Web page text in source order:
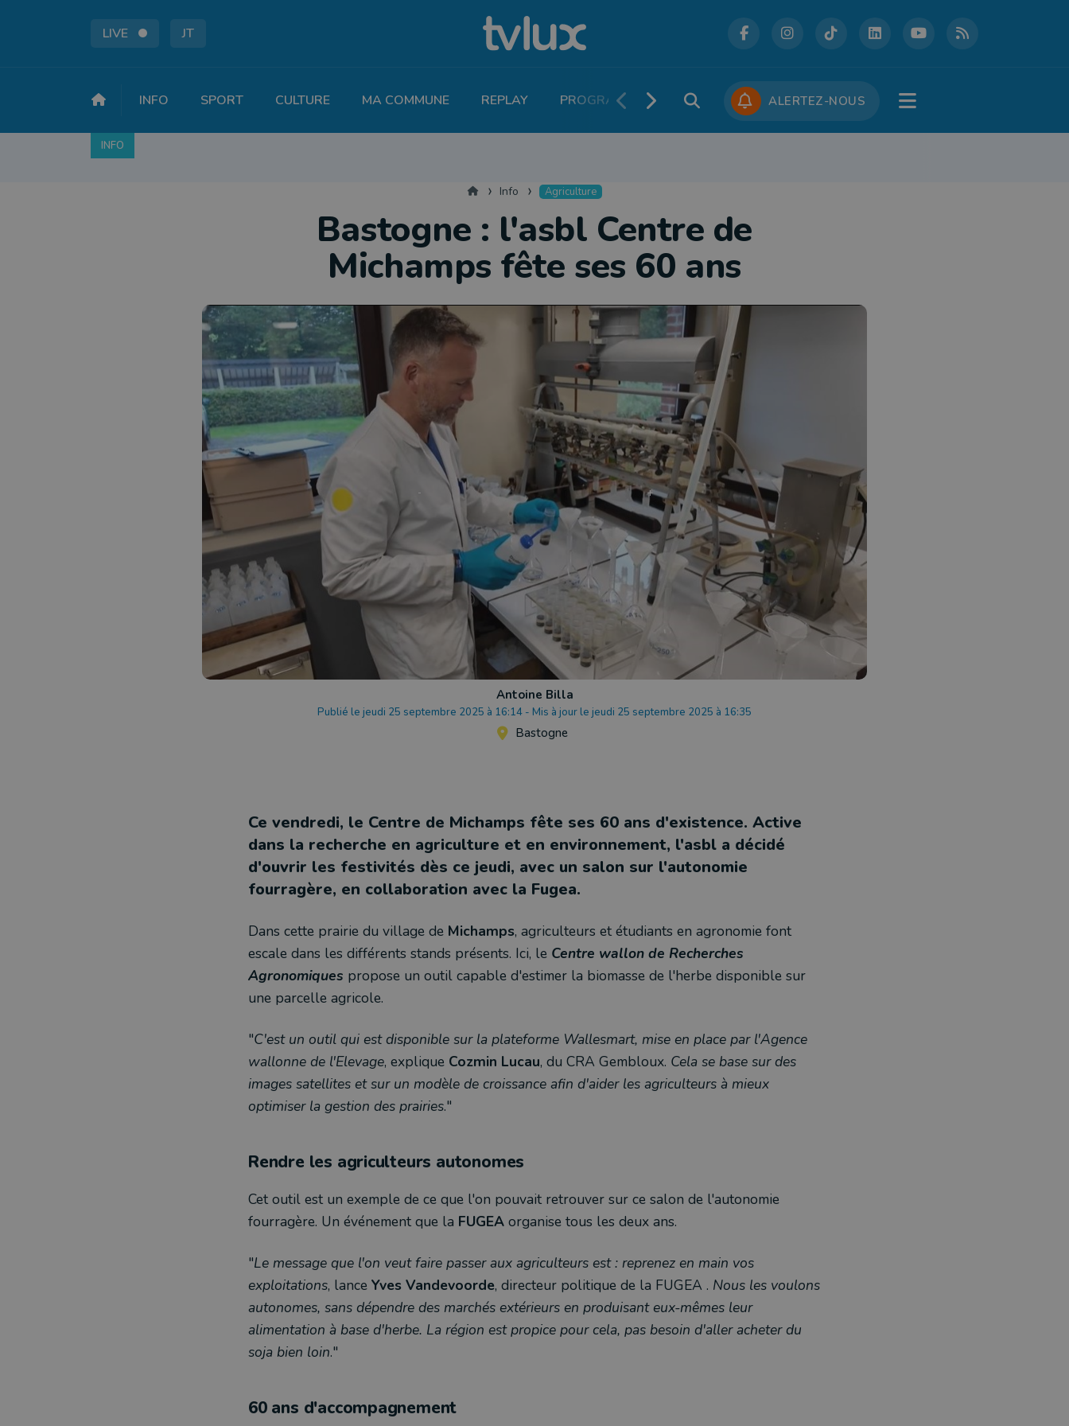
LIVE JT
INFO SPORT CULTURE MA COMMUNE REPLAY PROGRAMME TV PODCASTS CONCOURS JOBS
ALERTEZ-NOUS
INFO
AccueilInfo Agriculture
Bastogne : l'asbl Centre de
Michamps fête ses 60 ans
Antoine Billa
Publié le jeudi 25 septembre 2025 à 16:14 - Mis à jour le jeudi 25 septembre 2025 à 16:35
Bastogne
Ce vendredi, le Centre de Michamps fête ses 60 ans d'existence. Active
dans la recherche en agriculture et en environnement, l'asbl a décidé
d'ouvrir les festivités dès ce jeudi, avec un salon sur l'autonomie
fourragère, en collaboration avec la Fugea.
Dans cette prairie du village de Michamps, agriculteurs et étudiants en agronomie font
escale dans les différents stands présents. Ici, le Centre wallon de Recherches
Agronomiques propose un outil capable d'estimer la biomasse de l'herbe disponible sur
une parcelle agricole.
"C'est un outil qui est disponible sur la plateforme Wallesmart, mise en place par l'Agence
wallonne de l'Elevage, explique Cozmin Lucau, du CRA Gembloux. Cela se base sur des
images satellites et sur un modèle de croissance afin d'aider les agriculteurs à mieux
optimiser la gestion des prairies."
Rendre les agriculteurs autonomes
Cet outil est un exemple de ce que l'on pouvait retrouver sur ce salon de l'autonomie
fourragère. Un événement que la FUGEA organise tous les deux ans.
"Le message que l'on veut faire passer aux agriculteurs est : reprenez en main vos
exploitations, lance Yves Vandevoorde, directeur politique de la FUGEA . Nous les voulons
autonomes, sans dépendre des marchés extérieurs en produisant eux-mêmes leur
alimentation à base d'herbe. La région est propice pour cela, pas besoin d'aller acheter du
soja bien loin."
60 ans d'accompagnement